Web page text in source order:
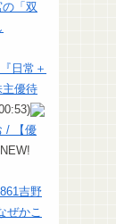
「双
日常＋
主優待
/ 【優
NEW!
吉野
ぜかこ